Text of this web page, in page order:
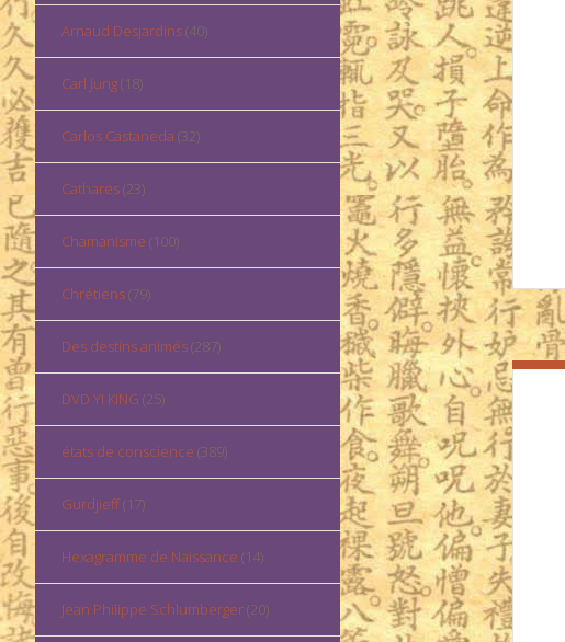
Arnaud Desjardins(40)
Carl Jung(18)
Carlos Castaneda (32)
Cathares(23)
Chamanisme (100)
Chrétiens(79)
Des destins animés(287)
DVD YI KING (25)
états de conscience (389)
Gurdjieff(17)
Hexagramme de Naissance (14)
Jean Philippe Schlumberger(20)